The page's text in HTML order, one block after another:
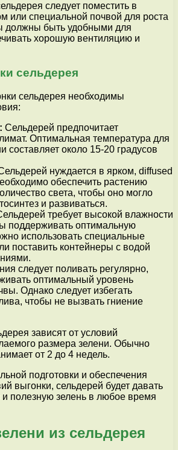
следует поместить в
или специальной почвой для роста
должны быть удобными для
хорошую вентиляцию и
сельдерея
сельдерея необходимы
Сельдерей предпочитает
Оптимальная температура для
составляет около 15-20 градусов
нуждается в ярком, diffused
обеспечить растению
света, чтобы оно могло
и развиваться.
требует высокой влажности
поддерживать оптимальную
использовать специальные
поставить контейнеры с водой
следует поливать регулярно,
оптимальный уровень
Однако следует избегать
чтобы не вызвать гниение
зависят от условий
размера зелени. Обычно
от 2 до 4 недель.
подготовки и обеспечения
выгонки, сельдерей будет давать
полезную зелень в любое время
из сельдерея